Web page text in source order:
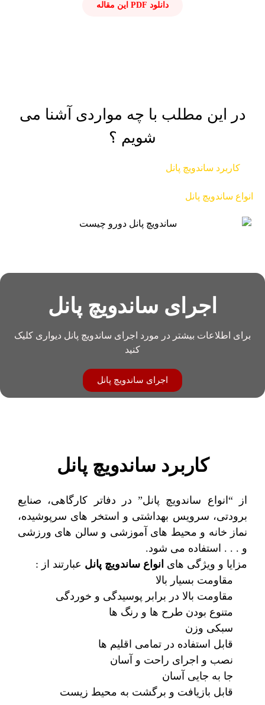
دانلود PDF این مقاله
در این مطلب با چه مواردی آشنا می
شویم ؟
کاربرد ساندویچ پانل
انواع ساندویچ پانل​
اجرای ساندویچ پانل
برای اطلاعات بیشتر در مورد اجرای ساندویچ پانل دیواری کلیک
کنید
اجرای ساندویچ پانل
کاربرد ساندویچ پانل
از “انواع ساندویچ پانل” در دفاتر کارگاهی، صنایع
برودتی، سرویس بهداشتی و استخر های سرپوشیده،
نماز خانه و محیط های آموزشی و سالن های ورزشی
و . . . استفاده می شود.
مزایا و ویژگی های انواع ساندویچ پانل عبارتند از :
مقاومت بسیار بالا
مقاومت بالا در برابر پوسیدگی و خوردگی
متنوع بودن طرح ها و رنگ ها
سبکی وزن
قابل استفاده در تمامی اقلیم ها
نصب و اجرای راحت و آسان
جا به جایی آسان
قابل بازیافت و برگشت به محیط زیست